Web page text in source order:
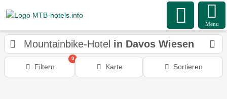
Menu
Mountainbike-Hotel in Davos Wiesen
Filtern
0
Karte Sortieren